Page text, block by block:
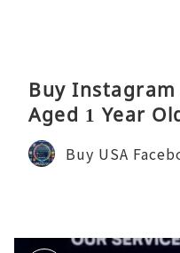
Buy
Aged 1 Year
Buy USA